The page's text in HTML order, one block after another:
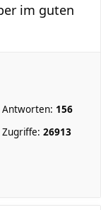
im guten
Antworten: 156
Zugriffe: 26913